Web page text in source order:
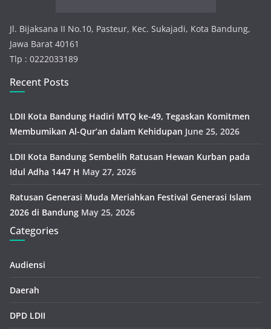
Jl. Bijaksana II No.10, Pasteur, Kec. Sukajadi, Kota Bandung,
Jawa Barat 40161
Tlp : 0222033189
Recent Posts
LDII Kota Bandung Hadiri MTQ ke-49, Tegaskan Komitmen
Membumikan Al-Qur’an dalam Kehidupan June 25, 2026
LDII Kota Bandung Sembelih Ratusan Hewan Kurban pada
Idul Adha 1447 H May 27, 2026
Ratusan Generasi Muda Meriahkan Festival Generasi Islam
2026 di Bandung May 25, 2026
Categories
Audiensi
Daerah
DPD LDII